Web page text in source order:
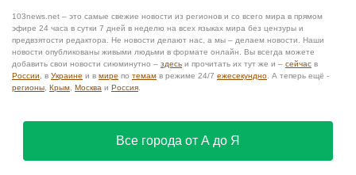
103news.net – это самые свежие новости из регионов и со всего мира в прямом
эфире 24 часа в сутки 7 дней в неделю на всех языках мира без цензуры и
предвзятости редактора. Не новости делают нас, а мы – делаем новости. Наши
новости опубликованы живыми людьми в формате онлайн. Вы всегда можете
добавить свои новости сиюминутно – здесь и прочитать их тут же и – сейчас в
России , в Украине и в мире по темам в режиме 24/7 ежесекундно . А теперь ещё -
регионы Крым Москва и Россия
Все города от А до Я